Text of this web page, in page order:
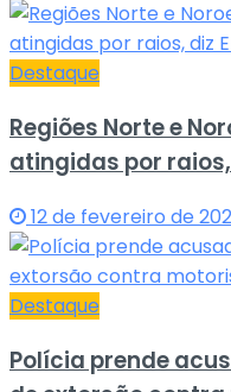
Destaque
Regiões Norte e
atingidas por raios,
12 de fevereiro de
Destaque
Polícia prende